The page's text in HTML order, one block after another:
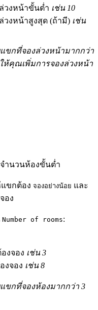
วงหน้าขั้นต่ำ เช่น 10
วงหน้าสูงสุด (ถ้ามี) เช่น
ขกที่จองล่วงหน้ามากกว่า
ห้คุณเพิ่มการจองล่วงหน้า
ำนวนห้องขั้นต่ำ
ขกต้อง จองอย่างน้อย และ
อง
Number of rooms:
งจอง เช่น 3
งจอง เช่น 8
ขกที่จองห้องมากกว่า 3